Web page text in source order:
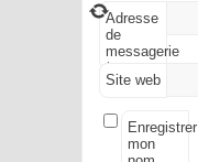
Adresse
de
messagerie
*
Site web
Enregistrer
mon